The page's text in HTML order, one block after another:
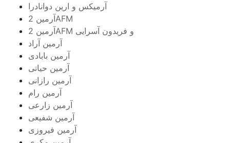
آرمیکس و ارین دوانادرا
آرمین 2AFM
آرمین 2AFM و فریدون آسرایی
آرمین آراد
آرمین بابادی
آرمین حیاتی
آرمین رازانی
آرمین رام
آرمین زارعی
آرمین شفیعی
آرمین فیروزی